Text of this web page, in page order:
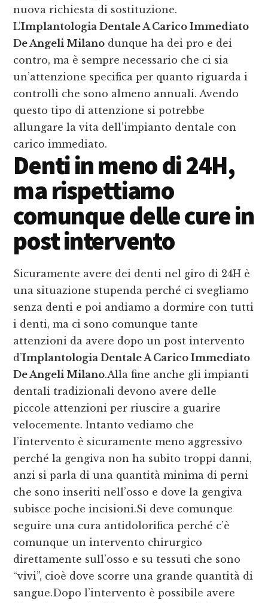
nuova richiesta di sostituzione.
L’Implantologia Dentale A Carico Immediato
De Angeli Milano dunque ha dei pro e dei
contro, ma è sempre necessario che ci sia
un’attenzione specifica per quanto riguarda i
controlli che sono almeno annuali. Avendo
questo tipo di attenzione si potrebbe
allungare la vita dell’impianto dentale con
carico immediato.
Denti in meno di 24H,
ma rispettiamo
comunque delle cure in
post intervento
Sicuramente avere dei denti nel giro di 24H è
una situazione stupenda perché ci svegliamo
senza denti e poi andiamo a dormire con tutti
i denti, ma ci sono comunque tante
attenzioni da avere dopo un post intervento
d’Implantologia Dentale A Carico Immediato
De Angeli Milano.Alla fine anche gli impianti
dentali tradizionali devono avere delle
piccole attenzioni per riuscire a guarire
velocemente. Intanto vediamo che
l’intervento è sicuramente meno aggressivo
perché la gengiva non ha subito troppi danni,
anzi si parla di una quantità minima di perni
che sono inseriti nell’osso e dove la gengiva
subisce poche incisioni.Si deve comunque
seguire una cura antidolorifica perché c’è
comunque un intervento chirurgico
direttamente sull’osso e su tessuti che sono
“vivi”, cioè dove scorre una grande quantità di
sangue.Dopo l’intervento è possibile avere